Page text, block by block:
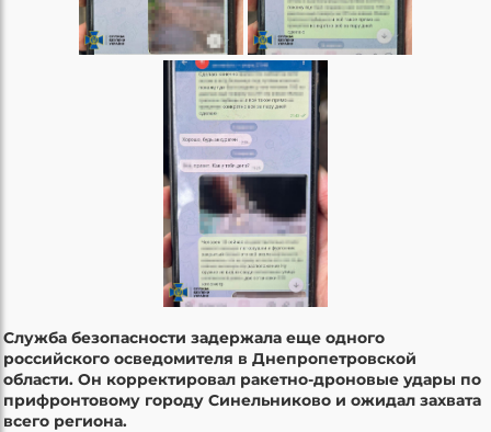
Служба безопасности задержала еще одного
российского осведомителя в Днепропетровской
области. Он корректировал ракетно-дроновые удары по
прифронтовому городу Синельниково и ожидал захвата
всего региона.